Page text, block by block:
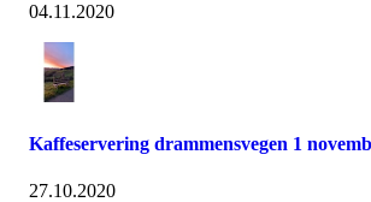
04.11.2020
Kaffeservering drammensvegen 1
27.10.2020